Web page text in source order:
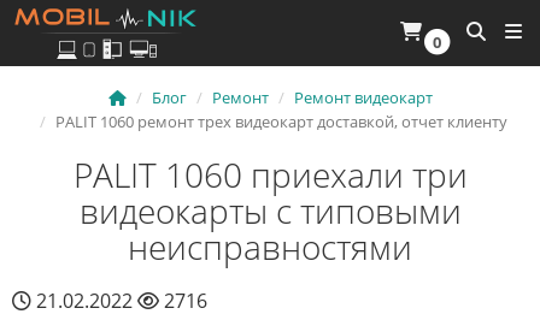
0
Блог Ремонт
Ремонт видеокарт
PALIT 1060 ремонт трех видеокарт доставкой, отчет клиенту
PALIT 1060 приехали три
видеокарты с типовыми
неисправностями
21.02.2022 2716